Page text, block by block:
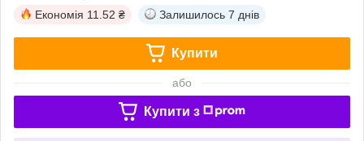
Економія 11.52 ₴ Залишилось 7 днів
Купити
або
Купити з